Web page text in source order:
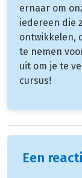
ernaar om
iedereen die
ontwikkelen,
te nemen
uit om je te
cursus!
Een